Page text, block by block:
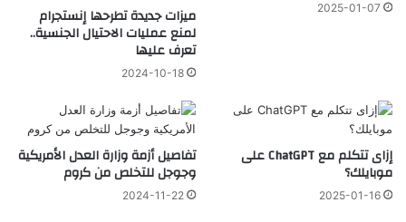
2025-01-07 ميزات جديدة تطرحها إنستجرام
لمنع عمليات الاحتيال الجنسية..
تعرف عليها
2024-10-18
إزاى تتكلم مع ChatGPT على
موبايلك؟
2025-01-16
تفاصيل أزمة وزارة العدل الأمريكية
وجوجل للتخلص من كروم
2024-11-22